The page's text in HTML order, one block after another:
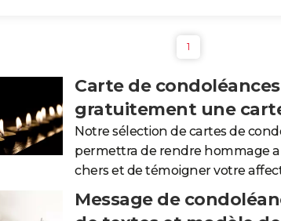
1
Carte de
gratuitement une
Notre sélection de cartes de
permettra de rendre hommage
chers et de témoigner votre
Message de